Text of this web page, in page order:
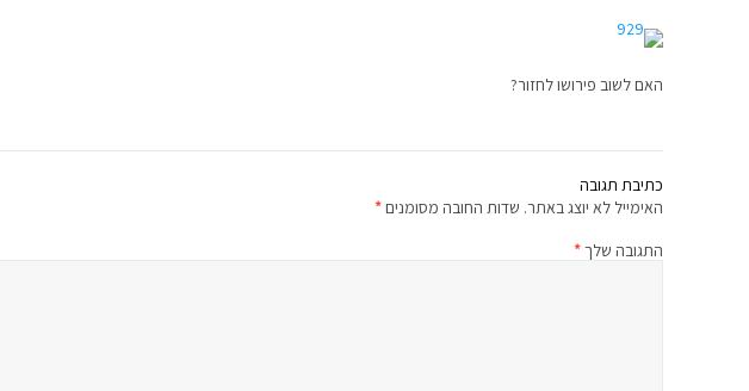
האם לשוב פירושו לחזור?
כתיבת תגובה
האימייל לא יוצג באתר. שדות החובה מסומנים*
התגובה שלך*